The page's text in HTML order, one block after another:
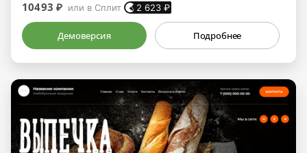
10493 ₽ или в Сплит 2 623 ₽
Демоверсия Подробнее